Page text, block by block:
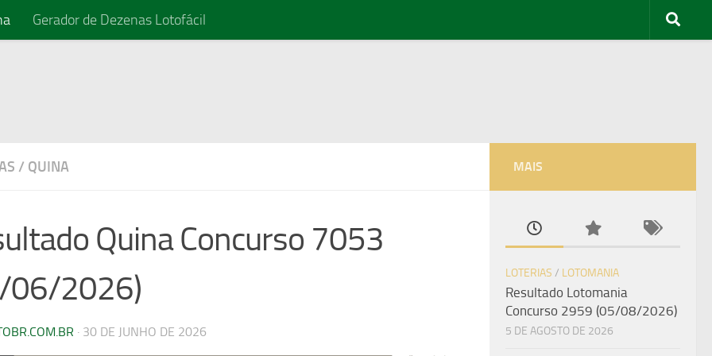
Gerador de Dezenas Lotofácil
/ QUINA
Quina Concurso 7053
06/2026)
· 30 DE JUNHO DE 2026
MAIS
LOTERIAS / LOTOMANIA
Resultado Lotomania
Concurso 2959 (05/08/2026)
5 DE AGOSTO DE 2026